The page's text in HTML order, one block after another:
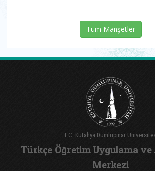
Tüm Manşetler
T.C. Kütahya Dumlupınar
Türkçe Öğretim Uygulama ve
Merkezi